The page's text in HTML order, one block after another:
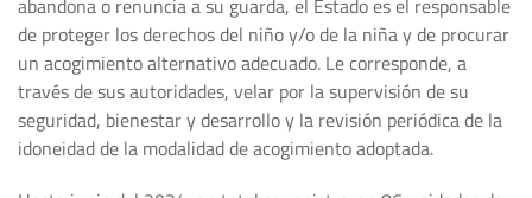
abandona o renuncia a su guarda, el Estado es el responsable
de proteger los derechos del niño y/o de la niña y de procurar
un acogimiento alternativo adecuado. Le corresponde, a
través de sus autoridades, velar por la supervisión de su
seguridad, bienestar y desarrollo y la revisión periódica de la
idoneidad de la modalidad de acogimiento adoptada.